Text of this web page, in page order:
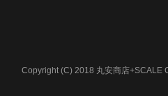
Copyright (C) 2018 丸安商店+SCALE